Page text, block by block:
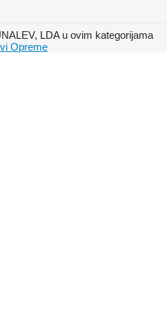
LDA u ovim kategorijama
Opreme